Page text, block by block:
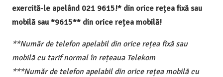
exercită-le apelând 021 9615!* din orice rețea fixă sau
mobilă sau *9615** din orice rețea mobilă!
**Număr de telefon apelabil din orice rețea fixă sau
mobilă cu tarif normal în rețeaua Telekom
***Număr de telefon apelabil din orice rețea mobilă cu